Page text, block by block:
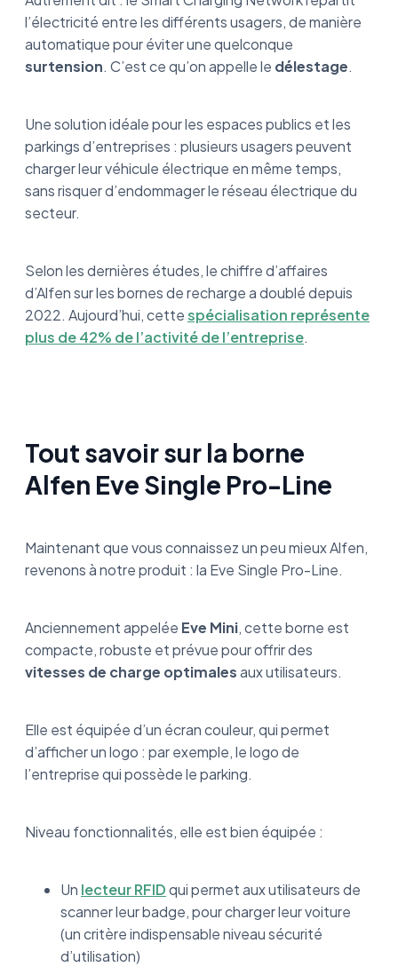
l’électricité entre les différents usagers, de manière
automatique pour éviter une quelconque
surtension. C’est ce qu’on appelle le délestage.
Une solution idéale pour les espaces publics et les
parkings d’entreprises : plusieurs usagers peuvent
charger leur véhicule électrique en même temps,
sans risquer d’endommager le réseau électrique du
secteur.
Selon les dernières études, le chiffre d’affaires
d’Alfen sur les bornes de recharge a doublé depuis
2022. Aujourd’hui, cettespécialisation représente
plus de 42% de l’activité de l’entreprise.
Tout savoir sur la borne
Alfen Eve Single Pro-Line
Maintenant que vous connaissez un peu mieux Alfen,
revenons à notre produit : la Eve Single Pro-Line.
Anciennement appelée Eve Mini, cette borne est
compacte, robuste et prévue pour offrir des
vitesses de charge optimalesaux utilisateurs.
Elle est équipée d’un écran couleur, qui permet
d’afficher un logo : par exemple, le logo de
l’entreprise qui possède le parking.
Niveau fonctionnalités, elle est bien équipée :
Un lecteur RFIDqui permet aux utilisateurs de
scanner leur badge, pour charger leur voiture
(un critère indispensable niveau sécurité
d’utilisation)